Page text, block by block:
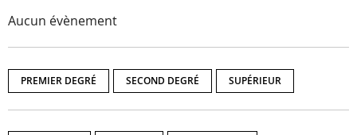
Aucun évènement
PREMIER DEGRÉ SECOND DEGRÉ SUPÉRIEUR